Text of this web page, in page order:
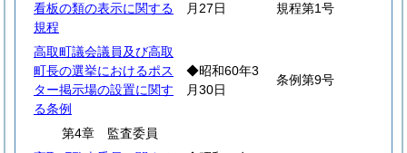
看板の類の表示に関する
規程
月27日
規程第1号
高取町議会議員及び高取
町長の選挙におけるポス
ター掲示場の設置に関す
る条例
◆昭和60年3
月30日
条例第9号
第4章 監査委員